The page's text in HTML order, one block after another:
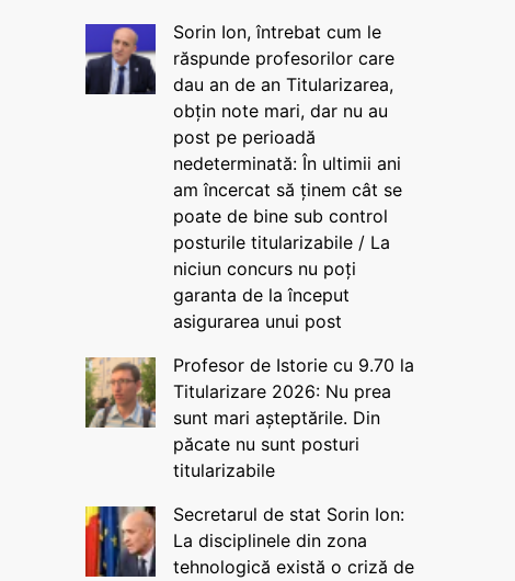
Sorin Ion, întrebat cum le
răspunde profesorilor care
dau an de an Titularizarea,
obțin note mari, dar nu au
post pe perioadă
nedeterminată: În ultimii ani
am încercat să ținem cât se
poate de bine sub control
posturile titularizabile / La
niciun concurs nu poți
garanta de la început
asigurarea unui post
Profesor de Istorie cu 9.70 la
Titularizare 2026: Nu prea
sunt mari așteptările. Din
păcate nu sunt posturi
titularizabile
Secretarul de stat Sorin Ion:
La disciplinele din zona
tehnologică există o criză de